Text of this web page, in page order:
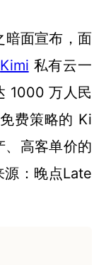
暗面宣布，面
Kimi 私有云一
1000 万人民
费策略的 Ki
、高客单价的
源：晚点Late